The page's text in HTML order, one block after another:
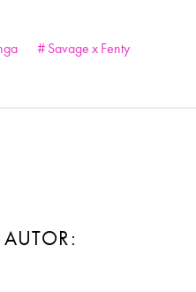
Savage x Fenty